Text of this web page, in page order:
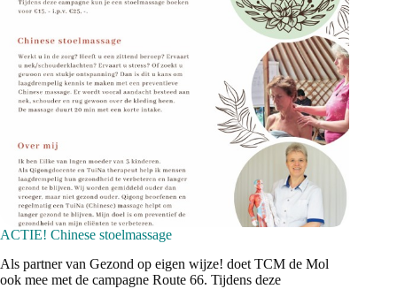
ACTIE! Chinese stoelmassage
Als partner van Gezond op eigen wijze! doet TCM de Mol
ook mee met de campagne Route 66. Tijdens deze